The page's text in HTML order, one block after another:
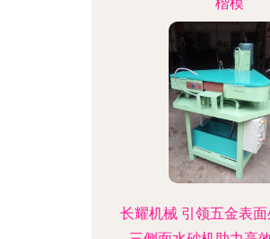
长耀机械 引领五金表面